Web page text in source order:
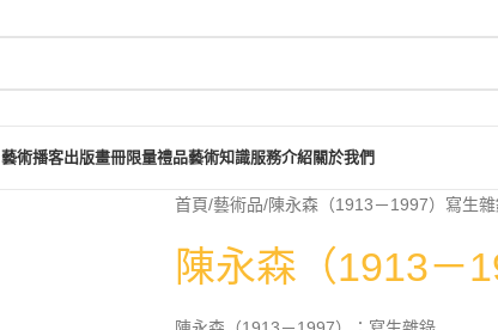
藝術播客出版畫冊限量禮品藝術知識服務介紹關於我們
首頁 藝術品 陳永森（1913－1997）寫生
陳永森（1913－